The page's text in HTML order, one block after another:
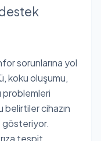
sorunlarına yol
koku oluşumu,
problemleri
cihazın
gösteriyor.
tespit